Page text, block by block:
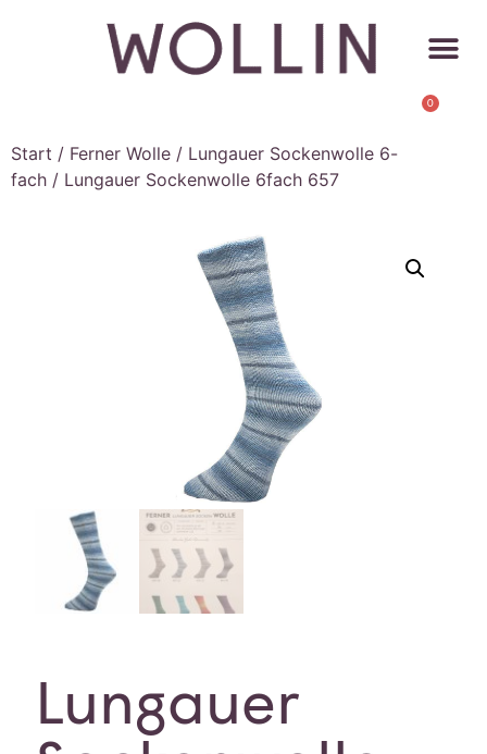
0
Start / Ferner Wolle / Lungauer Sockenwolle 6-
fach / Lungauer Sockenwolle 6fach 657
Lungauer